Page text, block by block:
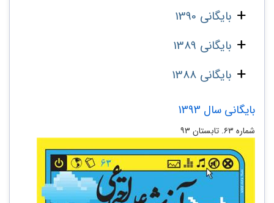
بایگانی 1390
بایگانی 1389
بایگانی 1388
بایگانی سال 1393
شماره ۶۳. تابستان ۹۳